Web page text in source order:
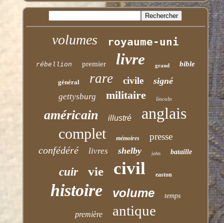
volumes royaume-uni
rébellion premier livre grand bible
général rare civile signé
gettysburg militaire lincoln
américain illustré anglais
complet mémoires presse
confédéré livres shelby john bataille
cuir vie civil easton
histoire volume temps
première antique